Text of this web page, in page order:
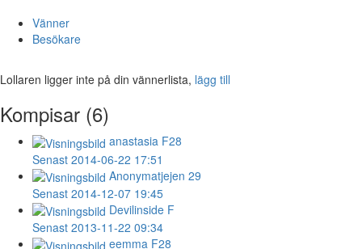
Vänner
Besökare
Lollaren ligger inte på din vännerlista, lägg till
Kompisar (6)
anastasia F28
Senast 2014-06-22 17:51
Anonymatjejen 29
Senast 2014-12-07 19:45
Devilinside F
Senast 2013-11-22 09:34
eemma F28